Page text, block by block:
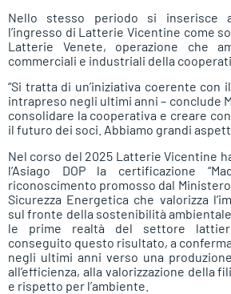
Nello stesso periodo si inserisce
l’ingresso di Latterie Vicentine come
Latterie Venete, operazione che
commerciali e industriali della
“Si tratta di un’iniziativa coerente con
intrapreso negli ultimi anni – conclude
consolidare la cooperativa e creare
il futuro dei soci. Abbiamo grandi
Nel corso del 2025 Latterie Vicentine
l’Asiago DOP la certificazione
riconoscimento promosso dal Ministero
Sicurezza Energetica che valorizza
sul fronte della sostenibilità
le prime realtà del settore
conseguito questo risultato, a
negli ultimi anni verso una
all’efficienza, alla valorizzazione della
e rispetto per l’ambiente.